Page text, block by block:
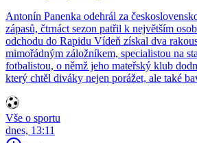
Antonín Panenka odehrál za
zápasů, čtrnáct sezon patřil k největším
odchodu do Rapidu Vídeň získal dva
mimořádným záložníkem, specialistou na
fotbalistou, o němž jeho mateřský klub
který chtěl diváky nejen porážet, ale také
Vše o sportu
dnes, 13:11